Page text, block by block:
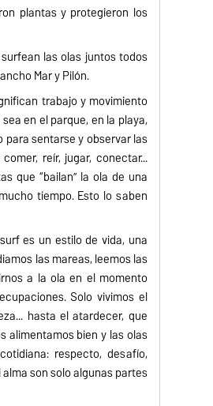
plantas y protegieron los
las olas juntos todos
Mar y Pilón.
trabajo y movimiento
en el parque, en la playa,
para sentarse y observar las
reír, jugar, conectar...
que “bailan” la ola de una
tiempo. Esto lo saben
es un estilo de vida, una
las mareas, leemos las
a la ola en el momento
Solo vivimos el
hasta el atardecer, que
alimentamos bien y las olas
respecto, desafío,
son solo algunas partes